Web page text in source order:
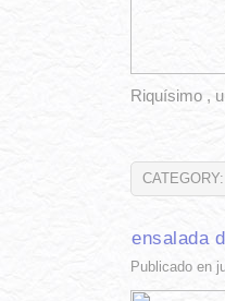
Riquísimo ,
CATEGORY:
ensalada
Publicado en